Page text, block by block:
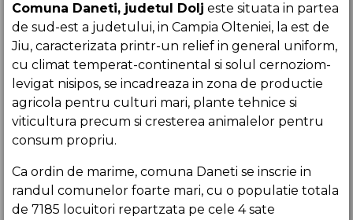
Comuna Daneti, judetul Dolj este situata in partea
de sud-est a judetului, in Campia Olteniei, la est de
Jiu, caracterizata printr-un relief in general uniform,
cu climat temperat-continental si solul cernoziom-
levigat nisipos, se incadreaza in zona de productie
agricola pentru culturi mari, plante tehnice si
viticultura precum si cresterea animalelor pentru
consum propriu.
Ca ordin de marime, comuna Daneti se inscrie in
randul comunelor foarte mari, cu o populatie totala
de 7185 locuitori repartzata pe cele 4 sate